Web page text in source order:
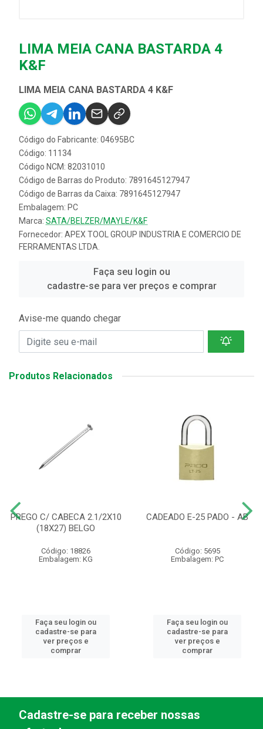
LIMA MEIA CANA BASTARDA 4
K&F
LIMA MEIA CANA BASTARDA 4 K&F
Código do Fabricante: 04695BC
Código: 11134
Código NCM: 82031010
Código de Barras do Produto: 7891645127947
Código de Barras da Caixa: 7891645127947
Embalagem: PC
Marca: SATA/BELZER/MAYLE/K&F
Fornecedor: APEX TOOL GROUP INDUSTRIA E COMERCIO DE
FERRAMENTAS LTDA.
Faça seu login ou
cadastre-se para ver preços e comprar
Avise-me quando chegar
Produtos Relacionados
PREGO C/ CABECA 2.1/2X10
(18X27) BELGO
Código: 18826
Embalagem: KG
Faça seu login ou
cadastre-se para
ver preços e
comprar
CADEADO E-25 PADO - AB
Código: 5695
Embalagem: PC
Faça seu login ou
cadastre-se para
ver preços e
comprar
Cadastre-se para receber nossas